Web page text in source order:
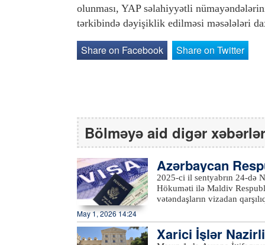
olunması, YAP səlahiyyətli
tərkibində dəyişiklik edilməsi məsələləri
Share on Facebook Share on Twitter
Bölməyə aid digər xəbərlər
Azərbaycan
da vizasız rejim
2025-ci il sentyabrın 24-də
Hökuməti ilə Maldiv
vətəndaşların vizadan
xidməti idarəsindən
uyğun olaraq, sənəd 2026-cı il aprelin
Respublikasının etibarlı
May 1, 2026 14:24
Xarici İşlər